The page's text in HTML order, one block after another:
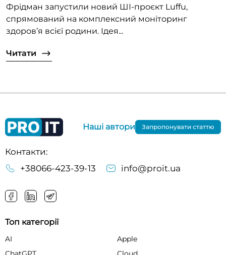
Фрідман запустили новий ШІ-проєкт Luffu,
спрямований на комплексний моніторинг
здоров’я всієї родини. Ідея...
Читати
Контакти:
+38066-423-39-13
info@proit.ua
Наші автори Запропонувати статтю
Топ категорії
AI
Apple